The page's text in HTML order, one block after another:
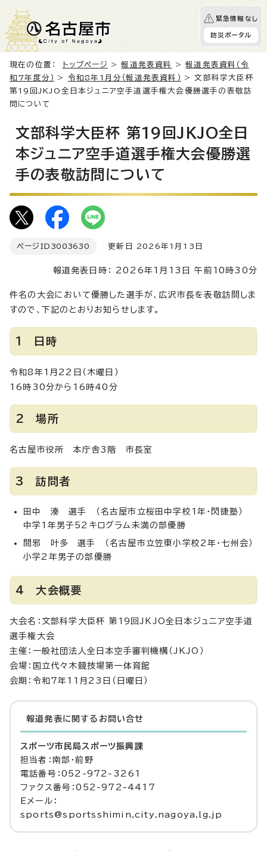
緊急情報なし
防災ポータル
現在の位置： トップページ >報道発表資料 >報道発表資料（令
和7年度分）
> 令和8年1月分（報道発表資料）
> 文部科学大臣杯
第19回JKJO全日本ジュニア空手道選手権大会優勝選手の表敬訪
問について
文部科学大臣杯 第19回JKJO全日
本ジュニア空手道選手権大会優勝選
手の表敬訪問について
ページID 3003630 更新日 2026年1月13日
報道発表日時： 2026年1月13日 午前10時30分
件名の大会において優勝した選手が、広沢市長を表敬訪問しま
すので、下記のとおりお知らせします。
1 日時
令和8年1月22日（木曜日）
16時30分から16時40分
2 場所
名古屋市役所 本庁舎3階 市長室
3 訪問者
田中 湊 選手 （名古屋市立桜田中学校1年・閃捷塾）
中学1年男子52キログラム未満の部優勝
間邪 叶多 選手 （名古屋市立笠東小学校2年・七州会）
小学2年男子の部優勝
4 大会概要
大会名：文部科学大臣杯 第19回JKJO全日本ジュニア空手道
選手権大会
主催：一般社団法人全日本空手審判機構（JKJO）
会場：国立代々木競技場第一体育館
会期：令和7年11月23日（日曜日）
報道発表に関するお問い合せ
スポーツ市民局スポーツ振興課
担当者：南部・前野
電話番号：052-972-3261
ファクス番号：052-972-4417
Eメール：
sports@sportsshimin.city.nagoya.lg.jp